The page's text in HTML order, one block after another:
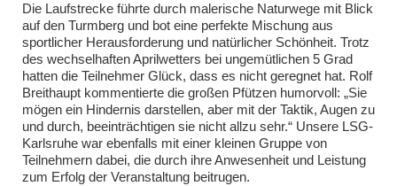
Die Laufstrecke führte durch malerische Naturwege mit Blick
auf den Turmberg und bot eine perfekte Mischung aus
sportlicher Herausforderung und natürlicher Schönheit. Trotz
des wechselhaften Aprilwetters bei ungemütlichen 5 Grad
hatten die Teilnehmer Glück, dass es nicht geregnet hat. Rolf
Breithaupt kommentierte die großen Pfützen humorvoll: „Sie
mögen ein Hindernis darstellen, aber mit der Taktik, Augen zu
und durch, beeinträchtigen sie nicht allzu sehr.“ Unsere LSG-
Karlsruhe war ebenfalls mit einer kleinen Gruppe von
Teilnehmern dabei, die durch ihre Anwesenheit und Leistung
zum Erfolg der Veranstaltung beitrugen.